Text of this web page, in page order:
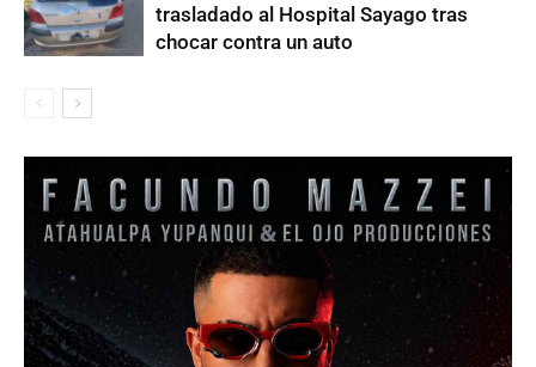
trasladado al Hospital Sayago tras
chocar contra un auto